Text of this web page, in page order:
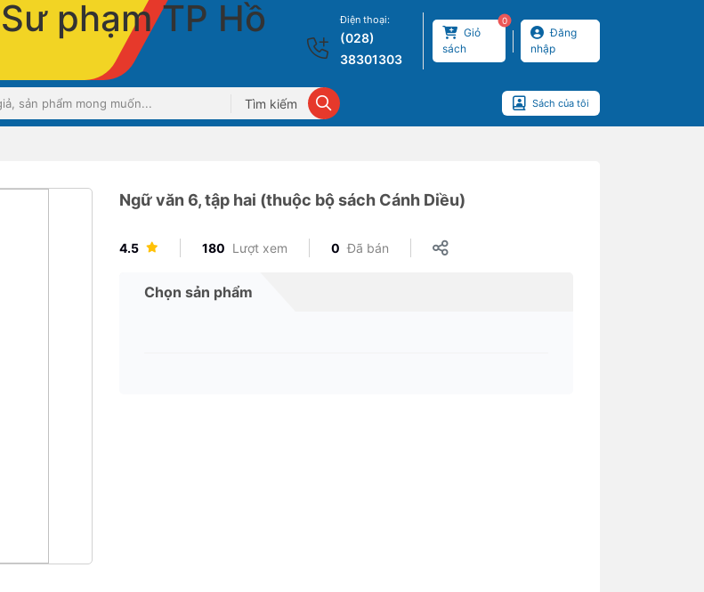
Điện thoại:
(028)
38301303
0
Giỏ
sách
Đăng
nhập
Tìm kiếm Sách của tôi
Ngữ văn 6, tập hai (thuộc bộ sách Cánh Diều)
4.5 180 Lượt xem 0 Đã bán
Chọn sản phẩm